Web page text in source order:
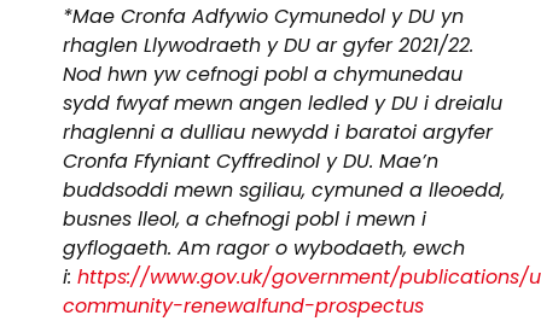
*Mae Cronfa Adfywio Cymunedol y DU yn
rhaglen Llywodraeth y DU ar gyfer 2021/22.
Nod hwn yw cefnogi pobl a chymunedau
sydd fwyaf mewn angen ledled y DU i dreialu
rhaglenni a dulliau newydd i baratoi argyfer
Cronfa Ffyniant Cyffredinol y DU. Mae’n
buddsoddi mewn sgiliau, cymuned a lleoedd,
busnes lleol, a chefnogi pobl i mewn i
gyflogaeth. Am ragor o wybodaeth, ewch
i:https://www.gov.uk/government/publications/
community-renewalfund-prospectus